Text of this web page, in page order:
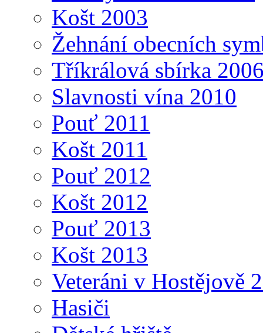
Košt 2003
Žehnání obecních
Tříkrálová sbírka
Slavnosti vína 2010
Pouť 2011
Košt 2011
Pouť 2012
Košt 2012
Pouť 2013
Košt 2013
Veteráni v Hostějově
Hasiči